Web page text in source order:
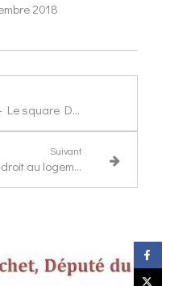
2018
Merville-Franceville - Le square Daniel Delagneau inauguré
Suivant
C. Blanchet interroge sur le droit au logement